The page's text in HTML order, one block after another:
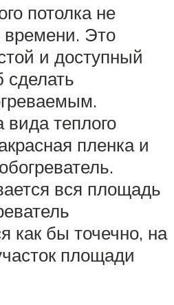
потолка не
времени. Это
и доступный
сделать
теплого
пленка и
вся площадь
как бы точечно, на
площади